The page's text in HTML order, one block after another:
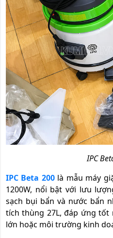
IPC
IPC Beta 200là mẫu máy
1200W, nổi bật với lưu
sạch bụi bẩn và nước bẩn
tích thùng 27L, đáp ứng tốt
lớn hoặc môi trường kinh